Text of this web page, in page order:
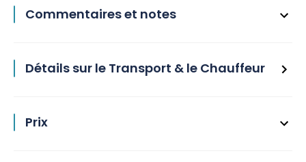
Commentaires et notes
Détails sur le Transport & le Chauffeur
Prix